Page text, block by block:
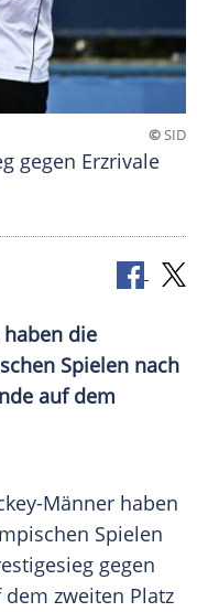
©SID
gegen Erzrivale
die
Spielen nach
auf dem
Männer haben
Spielen
gegen
dem zweiten Platz